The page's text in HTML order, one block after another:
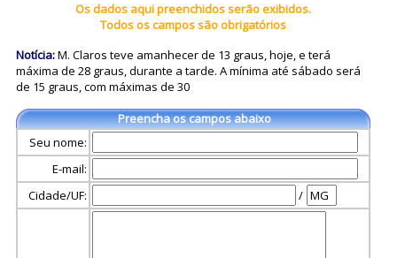
Os dados aqui preenchidos serão exibidos.
Todos os campos são obrigatórios
Notícia:M. Claros teve amanhecer de 13 graus, hoje, e terá
máxima de 28 graus, durante a tarde. A mínima até sábado será
de 15 graus, com máximas de 30
Preencha os campos abaixo
Seu nome:
E-mail:
Cidade/UF:
/